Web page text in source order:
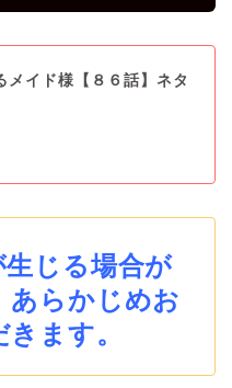
メイド様【８６話】ネタ
じる場合が
あらかじめお
ます。